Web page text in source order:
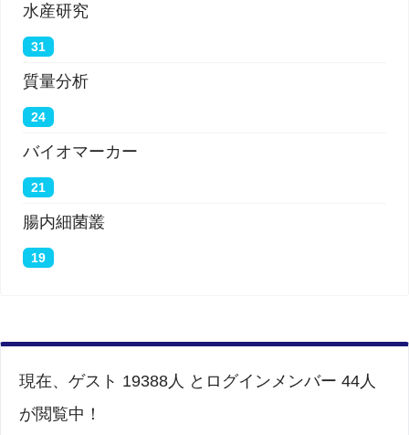
水産研究
31
質量分析
24
バイオマーカー
21
腸内細菌叢
19
現在、ゲスト 19388人 とログインメンバー 44人
が閲覧中！